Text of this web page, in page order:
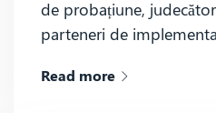
de probațiune,
parteneri de
Read more